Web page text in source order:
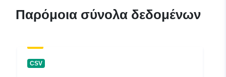
Παρόμοια σύνολα δεδομένων
CSV